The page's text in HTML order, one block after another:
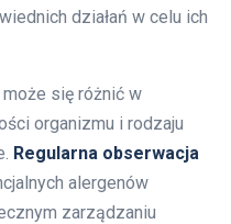
działań w celu ich
może się różnić w
organizmu i rodzaju
Regularna obserwacja
alergenów
zarządzaniu